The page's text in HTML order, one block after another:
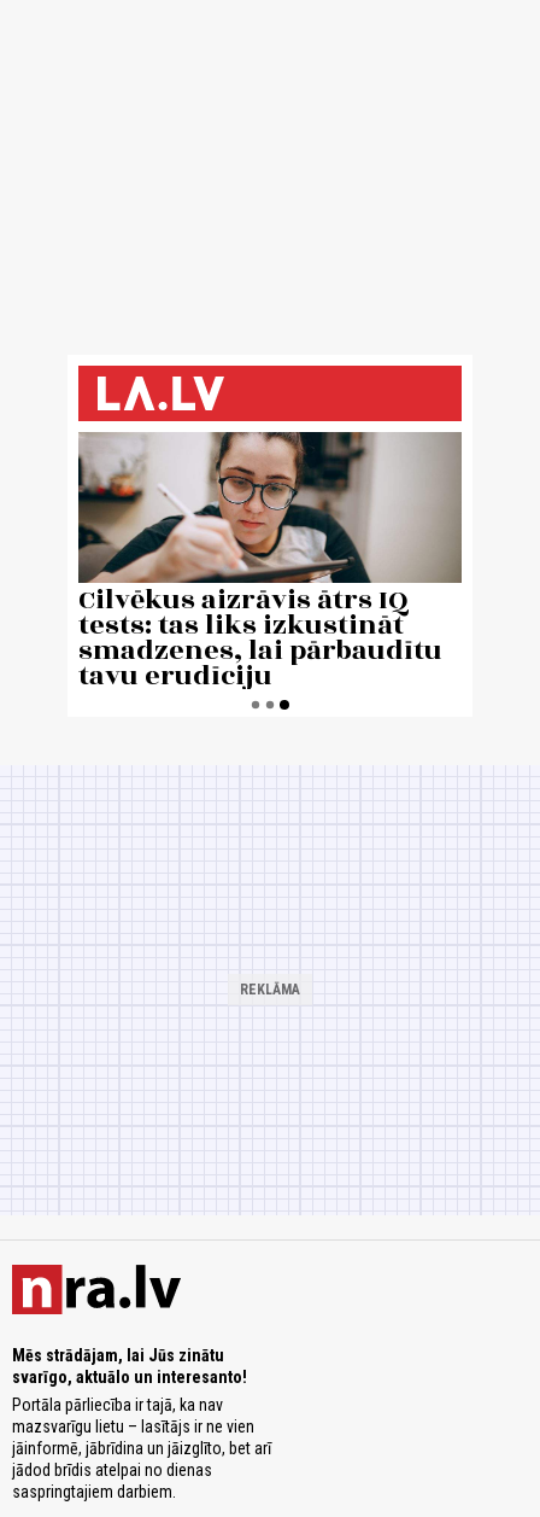
Mēs strādājam, lai Jūs zinātu
svarīgo, aktuālo un interesanto!
Portāla pārliecība ir tajā, ka nav
mazsvarīgu lietu – lasītājs ir ne vien
jāinformē, jābrīdina un jāizglīto, bet arī
jādod brīdis atelpai no dienas
saspringtajiem darbiem.